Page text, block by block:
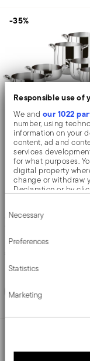
Responsible use of
We and our 1022
number, using
information on your
content, ad and
services
for what purposes.
digital property
change or withdraw
Declaration or by
Collect
Identify your
characteristics
Find out more
your preferences in
We use cookies to
media features and
about your use of
analytics partners
Selection
Necessary
Preferences
Statistics
Marketing
Kikka
Batteria di pentole 11 pezzi
ACCIAIO INOX
€ 685,69
Prezzo migliore in 30 giorni:
Aggiungi
-35%